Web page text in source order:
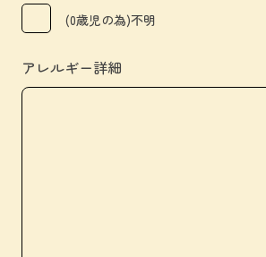
(0歳児の為)不明
アレルギー詳細